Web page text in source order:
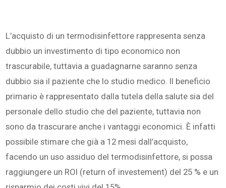
L’acquisto di un termodisinfettore rappresenta senza
dubbio un investimento di tipo economico non
trascurabile, tuttavia a guadagnarne saranno senza
dubbio sia il paziente che lo studio medico. Il beneficio
primario è rappresentato dalla tutela della salute sia del
personale dello studio che del paziente, tuttavia non
sono da trascurare anche i vantaggi economici. È infatti
possibile stimare che già a 12 mesi dall’acquisto,
facendo un uso assiduo del termodisinfettore, si possa
raggiungere un ROI (return of investement) del 25 % e un